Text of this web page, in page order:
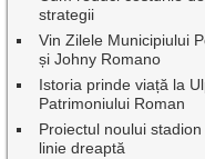
strategii
Vin Zilele Municipiului
și Johny Romano
Istoria prinde viață la
Patrimoniului Roman
Proiectul noului
linie dreaptă